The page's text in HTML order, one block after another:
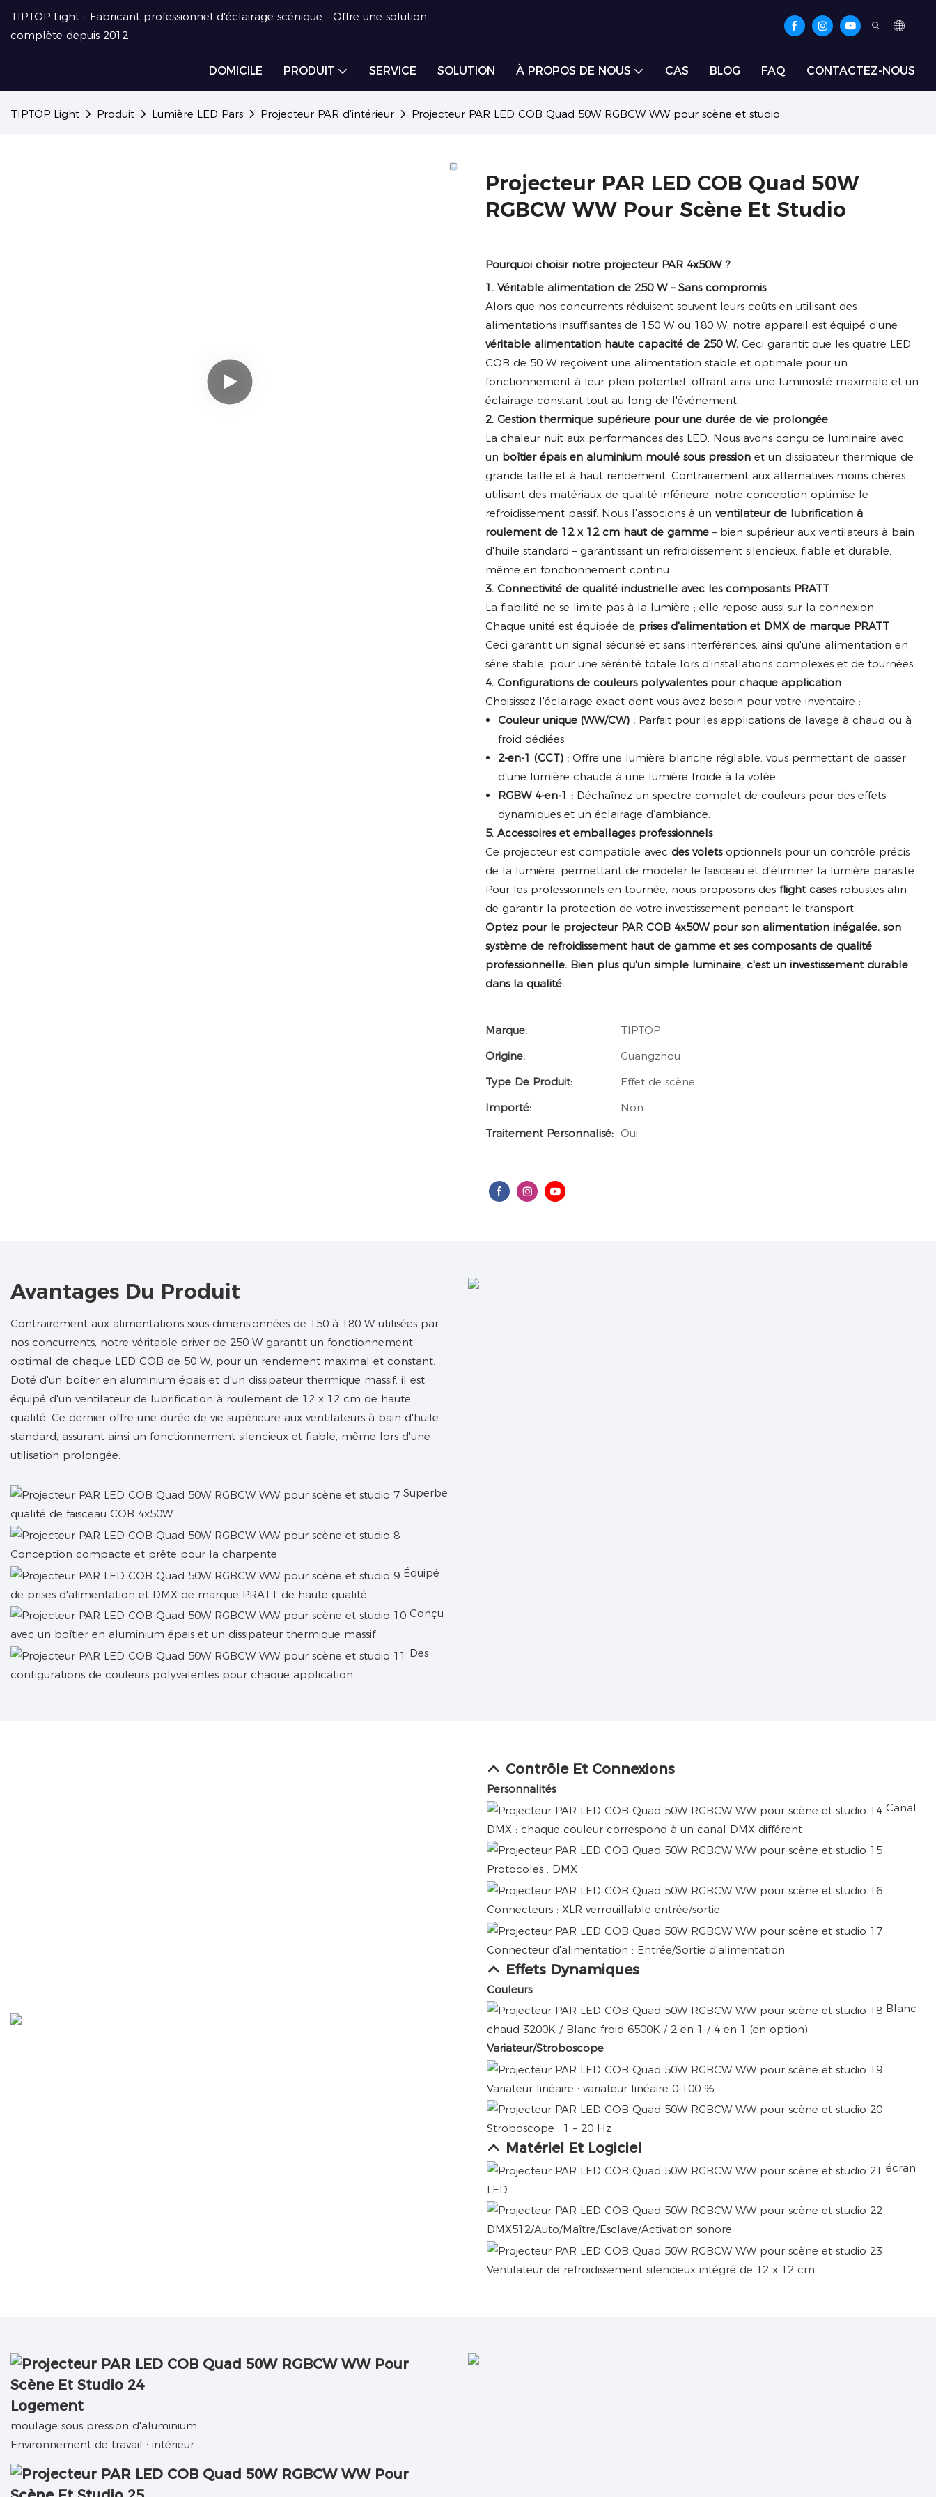
TIPTOP Light - Fabricant professionnel d'éclairage scénique - Offre une solution
complète depuis 2012
DOMICILE PRODUIT SERVICE SOLUTION À PROPOS DE NOUS CAS BLOG FAQ CONTACTEZ-NOUS
TIPTOP Light Produit Lumière LED Pars Projecteur PAR d'intérieur Projecteur PAR LED COB Quad 50W RGBCW WW pour scène et studio
Projecteur PAR LED COB Quad 50W
RGBCW WW Pour Scène Et Studio
Pourquoi choisir notre projecteur PAR 4x50W ?
1. Véritable alimentation de 250 W – Sans compromis
Alors que nos concurrents réduisent souvent leurs coûts en utilisant des
alimentations insuffisantes de 150 W ou 180 W, notre appareil est équipé d'une
véritable alimentation haute capacité de 250 W. Ceci garantit que les quatre LED
COB de 50 W reçoivent une alimentation stable et optimale pour un
fonctionnement à leur plein potentiel, offrant ainsi une luminosité maximale et un
éclairage constant tout au long de l'événement.
2. Gestion thermique supérieure pour une durée de vie prolongée
La chaleur nuit aux performances des LED. Nous avons conçu ce luminaire avec
un boîtier épais en aluminium moulé sous pression et un dissipateur thermique de
grande taille et à haut rendement. Contrairement aux alternatives moins chères
utilisant des matériaux de qualité inférieure, notre conception optimise le
refroidissement passif. Nous l'associons à un ventilateur de lubrification à
roulement de 12 x 12 cm haut de gamme – bien supérieur aux ventilateurs à bain
d'huile standard – garantissant un refroidissement silencieux, fiable et durable,
même en fonctionnement continu.
3. Connectivité de qualité industrielle avec les composants PRATT
La fiabilité ne se limite pas à la lumière ; elle repose aussi sur la connexion.
Chaque unité est équipée de prises d'alimentation et DMX de marque PRATT .
Ceci garantit un signal sécurisé et sans interférences, ainsi qu'une alimentation en
série stable, pour une sérénité totale lors d'installations complexes et de tournées.
4. Configurations de couleurs polyvalentes pour chaque application
Choisissez l'éclairage exact dont vous avez besoin pour votre inventaire :
Couleur unique (WW/CW) : Parfait pour les applications de lavage à chaud ou à
froid dédiées.
2-en-1 (CCT) : Offre une lumière blanche réglable, vous permettant de passer
d'une lumière chaude à une lumière froide à la volée.
RGBW 4-en-1 : Déchaînez un spectre complet de couleurs pour des effets
dynamiques et un éclairage d’ambiance.
5. Accessoires et emballages professionnels
Ce projecteur est compatible avec des voletsoptionnels pour un contrôle précis
de la lumière, permettant de modeler le faisceau et d'éliminer la lumière parasite.
Pour les professionnels en tournée, nous proposons des flight casesrobustes afin
de garantir la protection de votre investissement pendant le transport.
Optez pour le projecteur PAR COB 4x50W pour son alimentation inégalée, son
système de refroidissement haut de gamme et ses composants de qualité
professionnelle. Bien plus qu'un simple luminaire, c'est un investissement durable
dans la qualité.
Marque:
TIPTOP
Origine:
Guangzhou
Type De Produit:
Effet de scène
Importé:
Non
Traitement Personnalisé: Oui
Avantages Du Produit
Contrairement aux alimentations sous-dimensionnées de 150 à 180 W utilisées par
nos concurrents, notre véritable driver de 250 W garantit un fonctionnement
optimal de chaque LED COB de 50 W, pour un rendement maximal et constant.
Doté d'un boîtier en aluminium épais et d'un dissipateur thermique massif, il est
équipé d'un ventilateur de lubrification à roulement de 12 x 12 cm de haute
qualité. Ce dernier offre une durée de vie supérieure aux ventilateurs à bain d'huile
standard, assurant ainsi un fonctionnement silencieux et fiable, même lors d'une
utilisation prolongée.
Superbe
qualité de faisceau COB 4x50W
Conception compacte et prête pour la charpente
Équipé
de prises d'alimentation et DMX de marque PRATT de haute qualité
Conçu
avec un boîtier en aluminium épais et un dissipateur thermique massif
Des
configurations de couleurs polyvalentes pour chaque application
Contrôle Et Connexions
Personnalités
Canal
DMX : chaque couleur correspond à un canal DMX différent
Protocoles : DMX
Connecteurs : XLR verrouillable entrée/sortie
Connecteur d'alimentation : Entrée/Sortie d'alimentation
Effets Dynamiques
Couleurs
Blanc
chaud 3200K / Blanc froid 6500K / 2 en 1 / 4 en 1 (en option)
Variateur/Stroboscope
Variateur linéaire : variateur linéaire 0-100 %
Stroboscope : 1 – 20 Hz
Matériel Et Logiciel
écran
LED
DMX512/Auto/Maître/Esclave/Activation sonore
Ventilateur de refroidissement silencieux intégré de 12 x 12 cm
Logement
moulage sous pression d'aluminium
Environnement de travail : intérieur